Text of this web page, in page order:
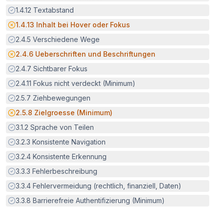
Erfüllt:
1.4.12 Textabstand
Potenzielle Barriere:
1.4.13 Inhalt bei Hover oder Fokus
Erfüllt:
2.4.5 Verschiedene Wege
Potenzielle Barriere:
2.4.6 Ueberschriften und Beschriftungen
Erfüllt:
2.4.7 Sichtbarer Fokus
Erfüllt:
2.4.11 Fokus nicht verdeckt (Minimum)
Erfüllt:
2.5.7 Ziehbewegungen
Potenzielle Barriere:
2.5.8 Zielgroesse (Minimum)
Erfüllt:
3.1.2 Sprache von Teilen
Erfüllt:
3.2.3 Konsistente Navigation
Erfüllt:
3.2.4 Konsistente Erkennung
Erfüllt:
3.3.3 Fehlerbeschreibung
Erfüllt:
3.3.4 Fehlervermeidung (rechtlich, finanziell, Daten)
Erfüllt:
3.3.8 Barrierefreie Authentifizierung (Minimum)